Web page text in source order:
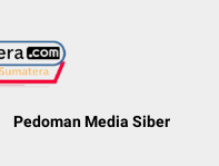
Pedoman Media Siber